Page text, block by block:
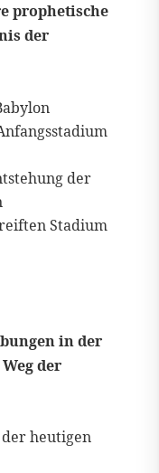
prophetische
der
der
Stadium
in der
der
heutigen